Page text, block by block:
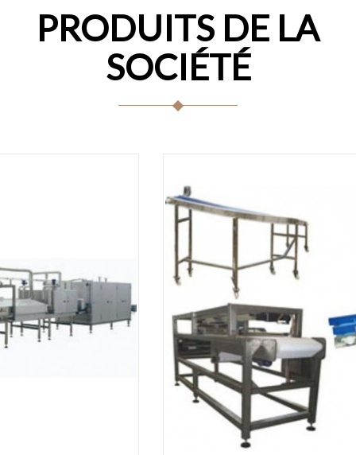
PRODUITS DE LA
SOCIÉTÉ